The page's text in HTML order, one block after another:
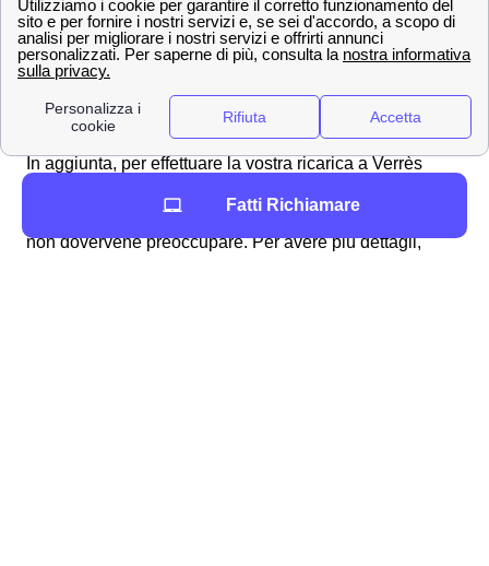
Recarsi inbancao altabacchinodi Verrès
Comprare una ricarica grattabile
Pagare con addebito su conto corrente o
bisogno di uscire di casa a Verrès
In aggiunta, per effettuare la vostra ricarica a Verrès
per rendere automatica la procedura di ricarica e
non dovervene preoccupare. Per avere più dettagli,
Fatti Richiamare